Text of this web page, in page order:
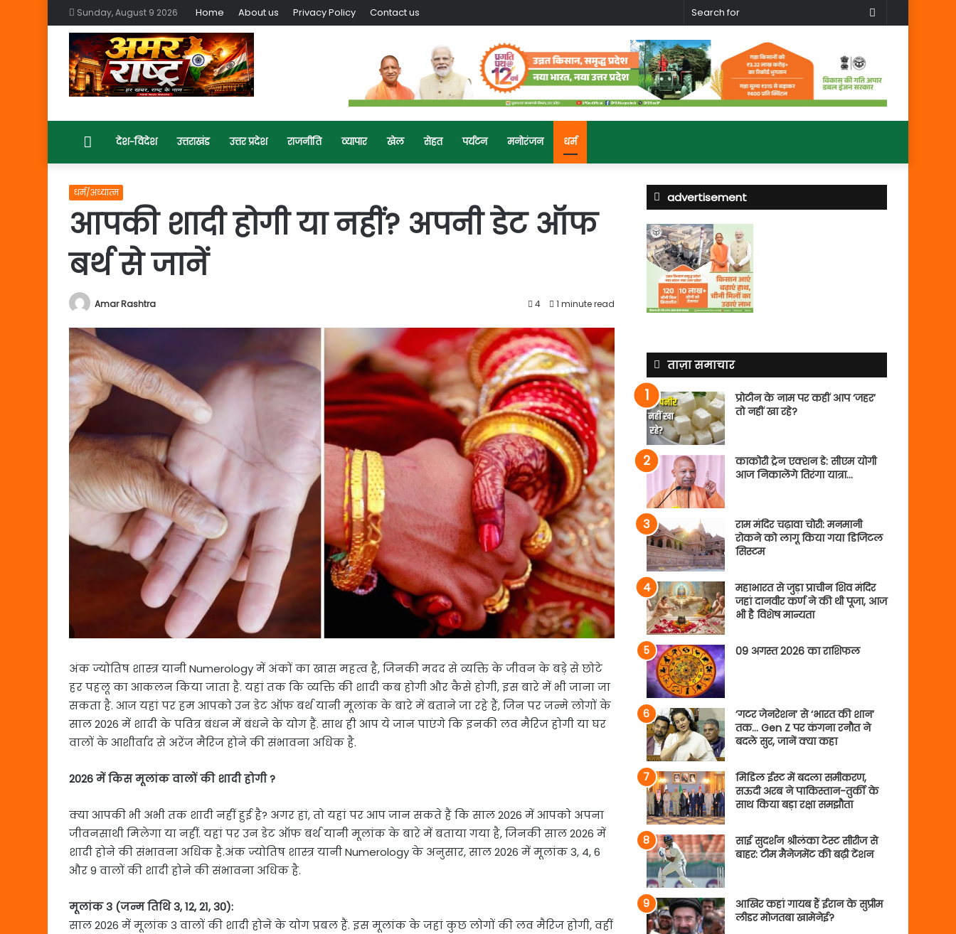
Sunday, August 9 2026 Home About us Privacy Policy Contact us
Search
Homeदेश-विदेश उत्तराखंड उत्तर प्रदेश राजनीति व्यापार खेल सेहत पर्यटन मनोरंजन धर्म
धर्म/अध्यात्म
आपकी शादी होगी या नहीं? अपनी डेट ऑफ
बर्थ से जानें
Amar Rashtra 4 1 minute read
अंक ज्योतिष शास्त्र यानी Numerology में अंकों का खास महत्व है, जिनकी मदद से व्यक्ति के जीवन के बड़े से छोटे
हर पहलू का आकलन किया जाता है. यहां तक कि व्यक्ति की शादी कब होगी और कैसे होगी, इस बारे में भी जाना जा
सकता है. आज यहां पर हम आपको उन डेट ऑफ बर्थ यानी मूलांक के बारे में बताने जा रहे हैं, जिन पर जन्मे लोगों के
साल 2026 में शादी के पवित्र बंधन में बंधने के योग हैं. साथ ही आप ये जान पाएंगे कि इनकी लव मैरिज होगी या घर
वालों के आशीर्वाद से अरेंज मैरिज होने की संभावना अधिक है.
2026 में किस मूलांक वालों की शादी होगी ?
क्या आपकी भी अभी तक शादी नहीं हुई है? अगर हां, तो यहां पर आप जान सकते हैं कि साल 2026 में आपको अपना
जीवनसाथी मिलेगा या नहीं. यहां पर उन डेट ऑफ बर्थ यानी मूलांक के बारे में बताया गया है, जिनकी साल 2026 में
शादी होने की संभावना अधिक है.अंक ज्योतिष शास्त्र यानी Numerology के अनुसार, साल 2026 में मूलांक 3, 4, 6
और 9 वालों की शादी होने की संभावना अधिक है.
मूलांक 3 (जन्म तिथि 3, 12, 21, 30):
साल 2026 में मूलांक 3 वालों की शादी होने के योग प्रबल हैं. इस मूलांक के जहां कुछ लोगों की लव मैरिज होगी, वहीं
advertisement
ताज़ा समाचार
प्रोटीन के नाम पर कहीं आप ‘जहर’
तो नहीं खा रहे?
काकोरी ट्रेन एक्शन डे: सीएम योगी
आज निकालेंगे तिरंगा यात्रा…
राम मंदिर चढ़ावा चोरी: मनमानी
रोकने को लागू किया गया डिजिटल
सिस्टम
महाभारत से जुड़ा प्राचीन शिव मंदिर
जहां दानवीर कर्ण ने की थी पूजा, आज
भी है विशेष मान्यता
09 अगस्त 2026 का राशिफल
‘गटर जेनरेशन’ से ‘भारत की शान’
तक… Gen Z पर कंगना रनौत ने
बदले सुर, जानें क्या कहा
मिडिल ईस्ट में बदला समीकरण,
सऊदी अरब ने पाकिस्तान-तुर्की के
साथ किया बड़ा रक्षा समझौता
साई सुदर्शन श्रीलंका टेस्ट सीरीज से
बाहर: टीम मैनेजमेंट की बढ़ी टेंशन
आखिर कहां गायब हैं ईरान के सुप्रीम
लीडर मोजतबा खामेनेई?